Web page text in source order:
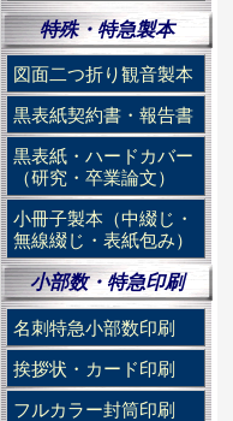
特殊・特急製本
図面二つ折り観音製本
黒表紙契約書・報告書
黒表紙・ハードカバー
（研究・卒業論文）
小冊子製本（中綴じ・
無線綴じ・表紙包み）
小部数・特急印刷
名刺特急小部数印刷
挨拶状・カード印刷
フルカラー封筒印刷